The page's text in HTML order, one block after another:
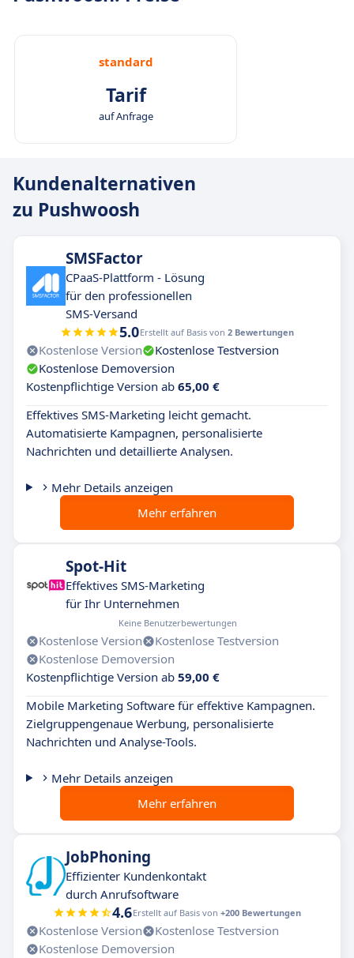
standard
Tarif
auf Anfrage
Kundenalternativen
zu Pushwoosh
SMSFactor
CPaaS-Plattform - Lösung
für den professionellen
SMS-Versand
5.0Erstellt auf Basis von 2 Bewertungen
Kostenlose Version
Kostenlose Testversion
Kostenlose Demoversion
Kostenpflichtige Version ab 65,00 €
Effektives SMS-Marketing leicht gemacht.
Automatisierte Kampagnen, personalisierte
Nachrichten und detaillierte Analysen.
Mehr Details anzeigen
Mehr erfahren
Spot-Hit
Effektives SMS-Marketing
für Ihr Unternehmen
Keine Benutzerbewertungen
Kostenlose Version
Kostenlose Testversion
Kostenlose Demoversion
Kostenpflichtige Version ab 59,00 €
Mobile Marketing Software für effektive Kampagnen.
Zielgruppengenaue Werbung, personalisierte
Nachrichten und Analyse-Tools.
Mehr Details anzeigen
Mehr erfahren
JobPhoning
Effizienter Kundenkontakt
durch Anrufsoftware
4.6Erstellt auf Basis von +200 Bewertungen
Kostenlose Version
Kostenlose Testversion
Kostenlose Demoversion